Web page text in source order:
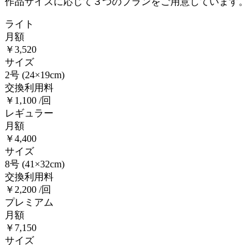
ライト
月額
￥3,520
サイズ
2号 (24×19cm)
交換利用料
￥1,100 /回
レギュラー
月額
￥4,400
サイズ
8号 (41×32cm)
交換利用料
￥2,200 /回
プレミアム
月額
￥7,150
サイズ